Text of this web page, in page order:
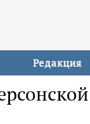
Редакция